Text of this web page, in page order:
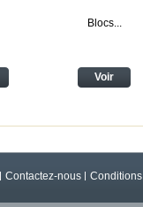
Blocs...
Voir
Contactez-nous